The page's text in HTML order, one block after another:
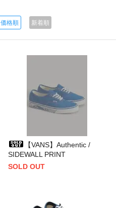
価格順 新着順
【VANS】Authentic /
SIDEWALL PRINT
SOLD OUT